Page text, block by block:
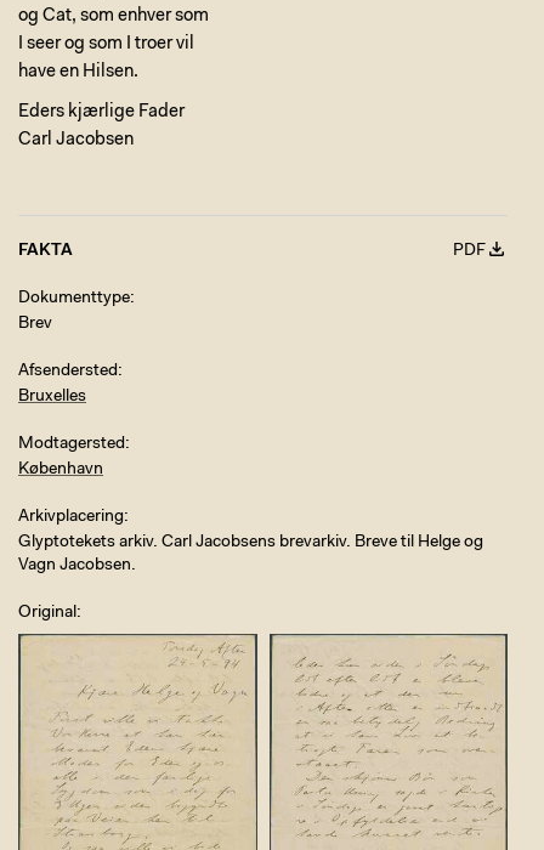
og Cat, som enhver som
I seer og som I troer vil
have en Hilsen.
Eders kjærlige Fader
Carl Jacobsen
FAKTA PDF
Dokumenttype
Brev
Afsendersted
Bruxelles
Modtagersted
København
Arkivplacering
Glyptotekets arkiv. Carl Jacobsens brevarkiv. Breve til Helge og
Vagn Jacobsen.
Original